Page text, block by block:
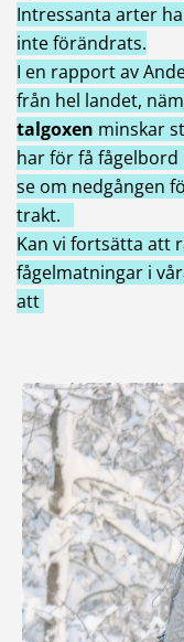
Intressanta arter
inte förändrats.
I en rapport av
från hel landet,
talgoxen minskar
har för få
se om nedgången
trakt.
Kan vi fortsätta att
fågelmatningar i
att